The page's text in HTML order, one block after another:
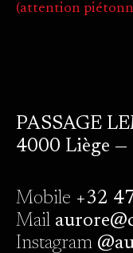
(attention
PASSAGE
4000 Liège —
Mobile +32
Mail
Instagram